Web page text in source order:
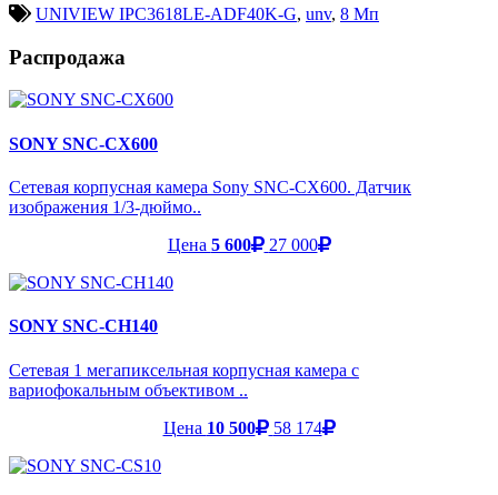
UNIVIEW IPC3618LE-ADF40K-G, unv, 8 Мп
Распродажа
SONY SNC-CX600
Сетевая корпусная камера Sony SNC-CX600. Датчик
изображения 1/3-дюймо..
Цена 5 600 27 000
SONY SNC-CH140
Сетевая 1 мегапиксельная корпусная камера с
вариофокальным объективом ..
Цена 10 500 58 174